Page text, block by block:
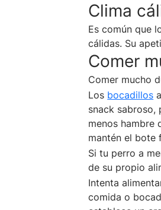
Clima
Es común que
cálidas. Su
Comer
Comer mucho
Los bocadillos
snack sabroso,
menos hambre
mantén el bote
Si tu perro a
de su propio
Intenta
comida o